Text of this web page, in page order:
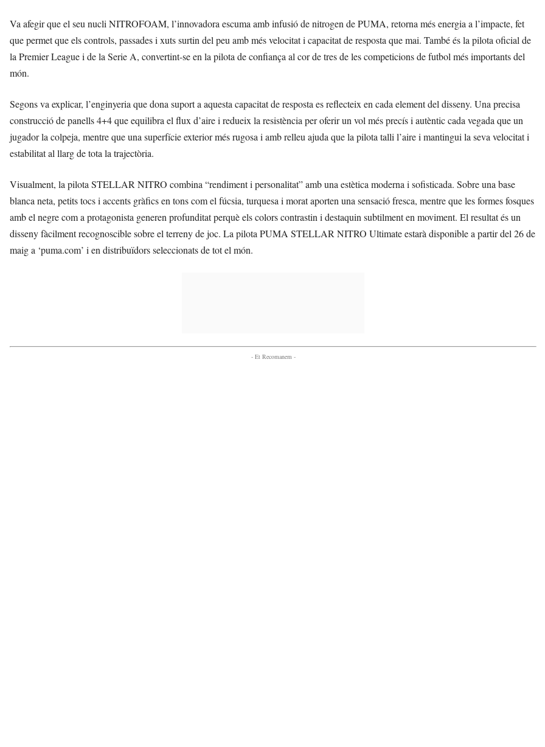
Va afegir que el seu nucli NITROFOAM, l’innovadora escuma amb infusió de nitrogen de PUMA, retorna més energia a l’impacte, fet
que permet que els controls, passades i xuts surtin del peu amb més velocitat i capacitat de resposta que mai. També és la pilota oficial de
la Premier League i de la Serie A, convertint-se en la pilota de confiança al cor de tres de les competicions de futbol més importants del
món.
Segons va explicar, l’enginyeria que dona suport a aquesta capacitat de resposta es reflecteix en cada element del disseny. Una precisa
construcció de panells 4+4 que equilibra el flux d’aire i redueix la resistència per oferir un vol més precís i autèntic cada vegada que un
jugador la colpeja, mentre que una superfície exterior més rugosa i amb relleu ajuda que la pilota talli l’aire i mantingui la seva velocitat i
estabilitat al llarg de tota la trajectòria.
Visualment, la pilota STELLAR NITRO combina “rendiment i personalitat” amb una estètica moderna i sofisticada. Sobre una base
blanca neta, petits tocs i accents gràfics en tons com el fúcsia, turquesa i morat aporten una sensació fresca, mentre que les formes fosques
amb el negre com a protagonista generen profunditat perquè els colors contrastin i destaquin subtilment en moviment. El resultat és un
disseny fàcilment recognoscible sobre el terreny de joc. La pilota PUMA STELLAR NITRO Ultimate estarà disponible a partir del 26 de
maig a ‘puma.com’ i en distribuïdors seleccionats de tot el món.
- Et Recomanem -